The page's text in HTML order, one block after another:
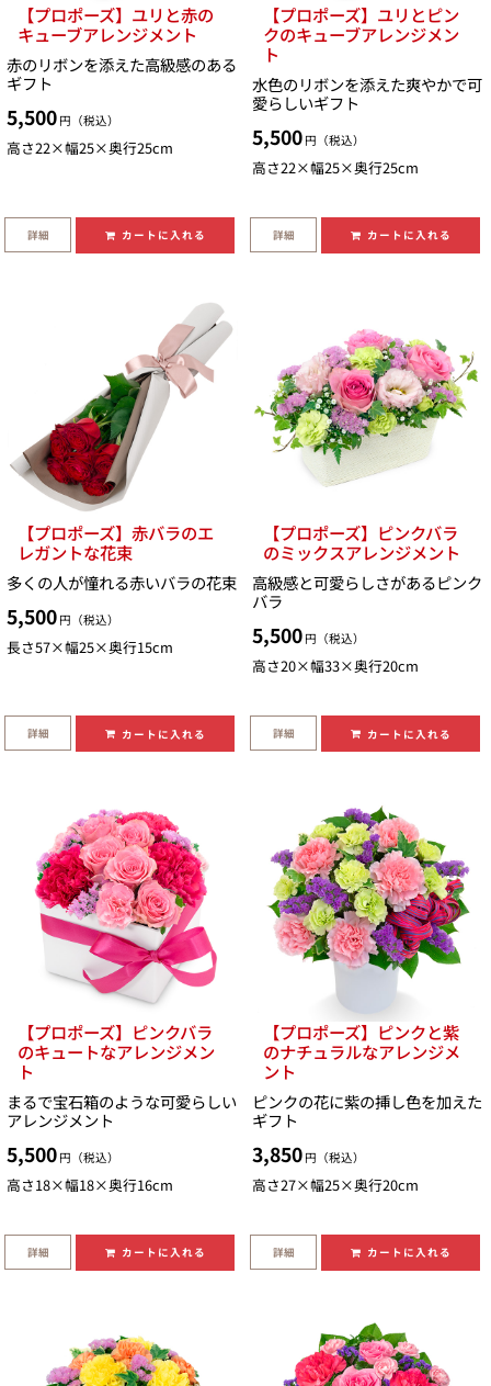
【プロポーズ】ユリと赤の
キューブアレンジメント
赤のリボンを添えた高級感のある
ギフト
5,500 円（税込）
高さ22×幅25×奥行25cm
詳細 カートに入れる
【プロポーズ】ユリとピン
クのキューブアレンジメン
ト
水色のリボンを添えた爽やかで可
愛らしいギフト
5,500 円（税込）
高さ22×幅25×奥行25cm
詳細 カートに入れる
【プロポーズ】赤バラのエ
レガントな花束
多くの人が憧れる赤いバラの花束
5,500 円（税込）
長さ57×幅25×奥行15cm
詳細 カートに入れる
【プロポーズ】ピンクバラ
のミックスアレンジメント
高級感と可愛らしさがあるピンク
バラ
5,500 円（税込）
高さ20×幅33×奥行20cm
詳細 カートに入れる
【プロポーズ】ピンクバラ
のキュートなアレンジメン
ト
まるで宝石箱のような可愛らしい
アレンジメント
5,500 円（税込）
高さ18×幅18×奥行16cm
詳細 カートに入れる
【プロポーズ】ピンクと紫
のナチュラルなアレンジメ
ント
ピンクの花に紫の挿し色を加えた
ギフト
3,850 円（税込）
高さ27×幅25×奥行20cm
詳細 カートに入れる